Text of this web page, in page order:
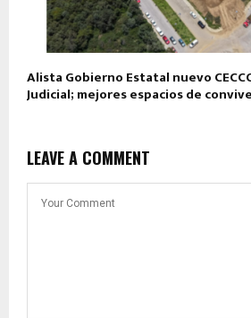
Alista Gobierno Estatal nuevo
Judicial; mejores espacios de
LEAVE A COMMENT